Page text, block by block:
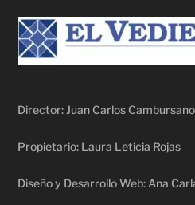
Director: Juan Carlos Cambursano
Propietario: Laura Leticia Rojas
Diseño y Desarrollo Web: Ana